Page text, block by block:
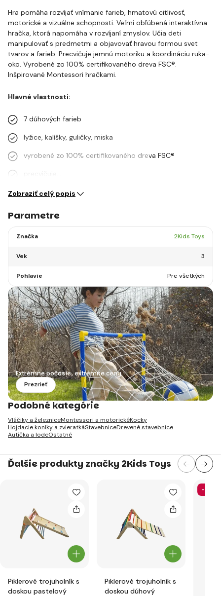
Hra pomáha rozvíjať vnímanie farieb, hmatovú citlivosť,
motorické a vizuálne schopnosti. Veľmi obľúbená interaktívna
hračka, ktorá napomáha v rozvíjaní zmyslov. Učia deti
manipulovať s predmetmi a objavovať hravou formou svet
tvarov a farieb. Precvičuje jemnú motoriku a koordináciu ruka-
oko. Vyrobené zo 100% certifikovaného dreva FSC®.
Inšpirované Montessori hračkami.
Hlavné vlastnosti:
7 dúhových farieb
lyžice, kalíšky, guličky, miska
vyrobené zo 100% certifikovaného dreva FSC®
Zobraziť celý popis
Parametre
Značka 2Kids Toys
Vek 3
Pohlavie Pre všetkých
Extrémne počasie, extrémne ceny
Prezrieť
Podobné kategórie
Vláčiky a železniceMontessori a motorickéKocky
Hojdacie koníky a zvieratkáStavebniceDrevené stavebnice
Autíčka a lodeOstatné
Ďalšie produkty značky 2Kids Toys
Piklerové trojuholník s
doskou pastelový
Piklerové trojuholník s
doskou dúhový
-26%